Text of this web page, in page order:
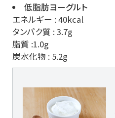
低脂肪ヨーグルト
エネルギー : 40kcal
タンパク質 : 3.7g
脂質 :1.0g
炭水化物 : 5.2g